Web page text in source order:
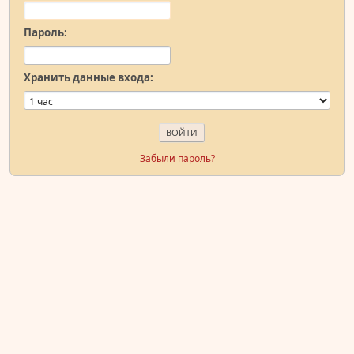
Пароль:
Хранить данные входа:
Забыли пароль?